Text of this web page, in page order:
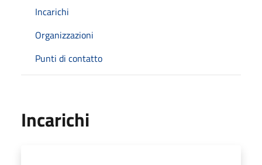
Incarichi
Organizzazioni
Punti di contatto
Incarichi